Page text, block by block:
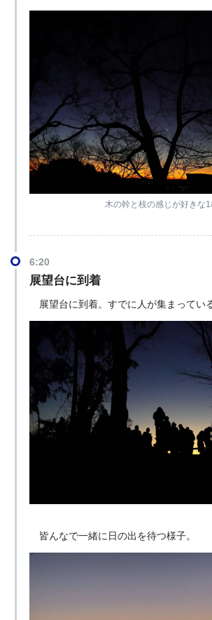
木の幹と枝の感じが好きな1
6:20
展望台に到着
展望台に到着。すでに人が集まって
皆んなで一緒に日の出を待つ様子。